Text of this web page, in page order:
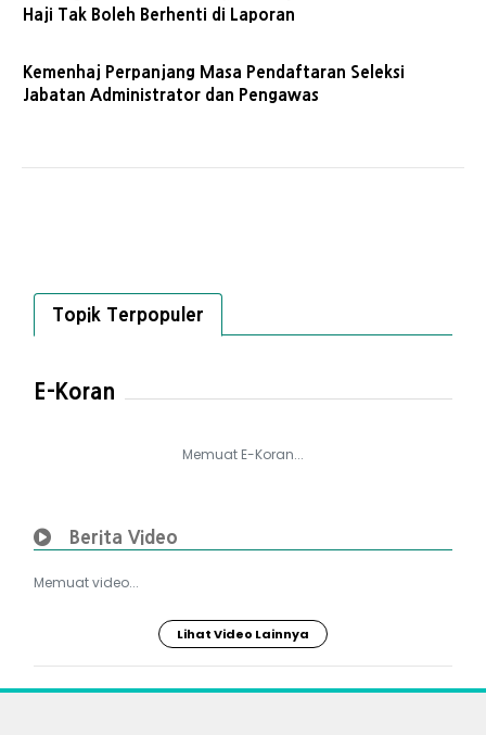
Haji Tak Boleh Berhenti di Laporan
Kemenhaj Perpanjang Masa Pendaftaran Seleksi
Jabatan Administrator dan Pengawas
Topik Terpopuler
E-Koran
Memuat E-Koran...
Berita Video
Memuat video...
Lihat Video Lainnya